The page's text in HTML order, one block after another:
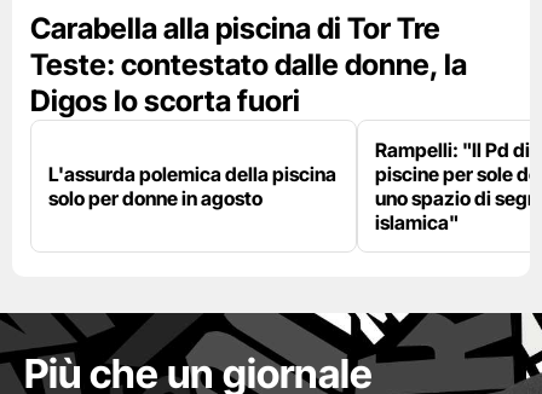
Carabella alla piscina di Tor Tre
Teste: contestato dalle donne, la
Digos lo scorta fuori
L'assurda polemica della piscina
solo per donne in agosto
Rampelli: "Il Pd
piscine per sole
uno spazio di
islamica"
Più che un giornale